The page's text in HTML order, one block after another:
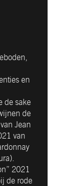
en
de sake
de
Jean
van
2021
de rode